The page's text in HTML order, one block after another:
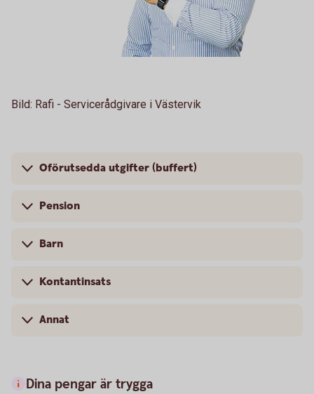
Bild: Rafi - Servicerådgivare i Västervik
Oförutsedda utgifter (buffert)
Pension
Barn
Kontantinsats
Annat
Dina pengar är trygga